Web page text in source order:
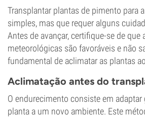
Transplantar plantas de pimento para
simples, mas que requer alguns
Antes de avançar, certifique-se de que
meteorológicas são favoráveis e não
fundamental de aclimatar as plantas
Aclimatação antes do
O endurecimento consiste em
planta a um novo ambiente. Este